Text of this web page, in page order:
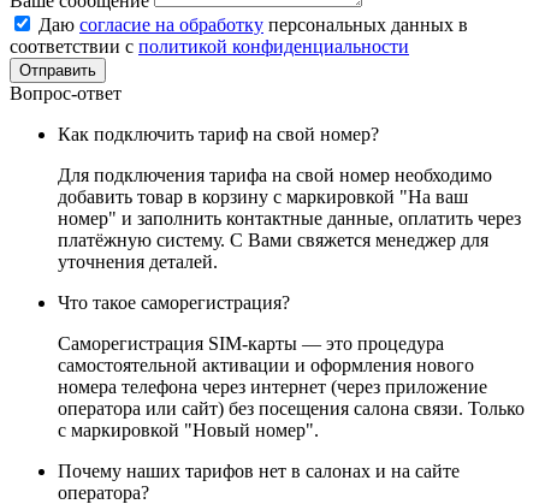
Даю согласие на обработку персональных данных в
соответствии с политикой конфиденциальности
Вопрос-ответ
Как подключить тариф на свой номер?
Для подключения тарифа на свой номер необходимо
добавить товар в корзину с маркировкой "На ваш
номер" и заполнить контактные данные, оплатить через
платёжную систему. С Вами свяжется менеджер для
уточнения деталей.
Что такое саморегистрация?
Саморегистрация SIM-карты — это процедура
самостоятельной активации и оформления нового
номера телефона через интернет (через приложение
оператора или сайт) без посещения салона связи. Только
с маркировкой "Новый номер".
Почему наших тарифов нет в салонах и на сайте
оператора?